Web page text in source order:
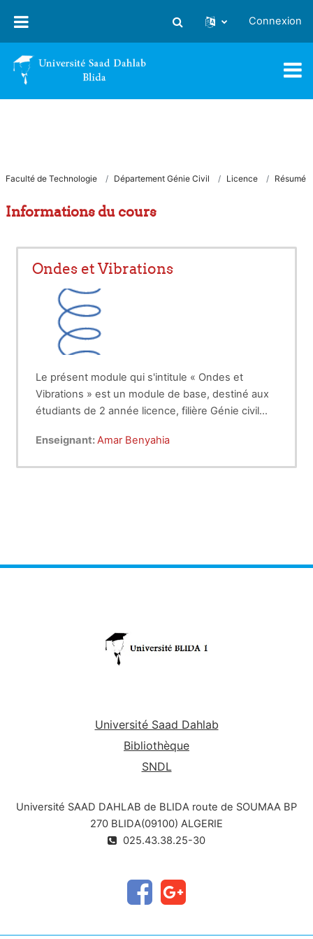
Activer/désactiver la saisie
Connexion
Faculté de Technologie Département Génie Civil Licence Résumé
Informations du cours
Ondes et Vibrations
Le présent module qui s'intitule « Ondes et
Vibrations » est un module de base, destiné aux
étudiants de 2 année licence, filière Génie civil
des problèmes liés aux vibrations des systèmes
Enseignant: Amar Benyahia
Université Saad Dahlab
Bibliothèque
SNDL
Université SAAD DAHLAB de BLIDA route de SOUMAA BP
270 BLIDA(09100) ALGERIE
025.43.38.25-30